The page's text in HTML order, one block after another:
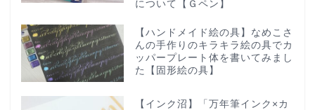
について【Ｇペン】
【ハンドメイド絵の具】なめこさ
んの手作りのキラキラ絵の具でカ
ッパープレート体を書いてみまし
た【固形絵の具】
【インク沼】「万年筆インク×カ